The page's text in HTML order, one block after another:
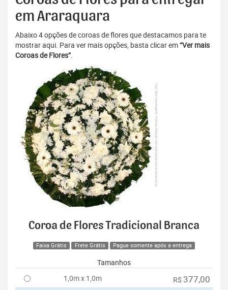
em Araraquara
Abaixo 4 opções de coroas de flores que destacamos para te
mostrar aqui. Para ver mais opções, basta clicar em“Ver mais
Coroas de Flores”.
Coroa de Flores Tradicional Branca
Faixa Grátis Frete Grátis Pague somente após a entrega
Tamanhos
1,0m x 1,0m
R$ 377,00